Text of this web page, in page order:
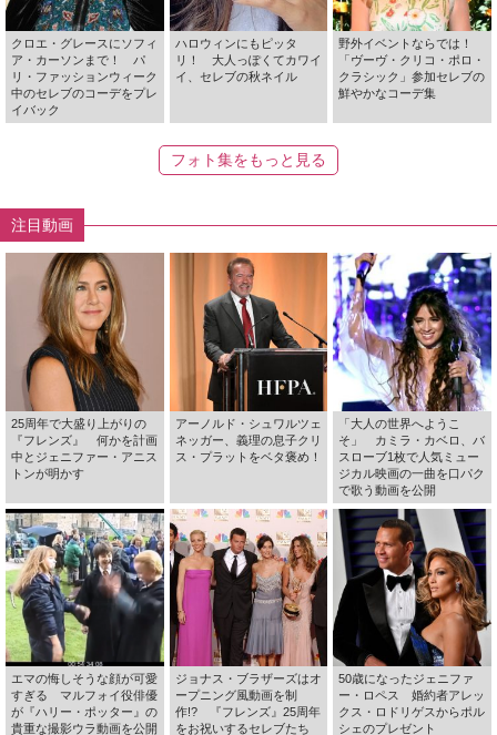
クロエ・グレースにソフィ
ア・カーソンまで！ パ
リ・ファッションウィーク
中のセレブのコーデをプレ
イバック
ハロウィンにもピッタ
リ！ 大人っぽくてカワイ
イ、セレブの秋ネイル
野外イベントならでは！
「ヴーヴ・クリコ・ポロ・
クラシック」参加セレブの
鮮やかなコーデ集
フォト集をもっと見る
注目動画
25周年で大盛り上がりの
『フレンズ』 何かを計画
中とジェニファー・アニス
トンが明かす
アーノルド・シュワルツェ
ネッガー、義理の息子クリ
ス・プラットをベタ褒め！
「大人の世界へようこ
そ」 カミラ・カベロ、バ
スローブ1枚で人気ミュー
ジカル映画の一曲を口パク
で歌う動画を公開
エマの悔しそうな顔が可愛
すぎる マルフォイ役俳優
が『ハリー・ポッター』の
貴重な撮影ウラ動画を公開
ジョナス・ブラザーズはオ
ープニング風動画を制
作!? 『フレンズ』25周年
をお祝いするセレブたち
50歳になったジェニファ
ー・ロペス 婚約者アレッ
クス・ロドリゲスからポル
シェのプレゼント